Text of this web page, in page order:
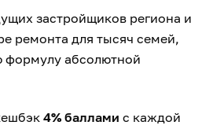
застройщиков региона и
ремонта для тысяч семей,
формулу абсолютной
4% баллами с каждой